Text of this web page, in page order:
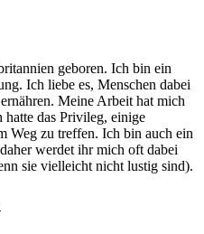
geboren. Ich bin ein
Ich liebe es, Menschen dabei
Meine Arbeit hat mich
das Privileg, einige
Weg zu treffen. Ich bin auch ein
werdet ihr mich oft dabei
sie vielleicht nicht lustig sind).